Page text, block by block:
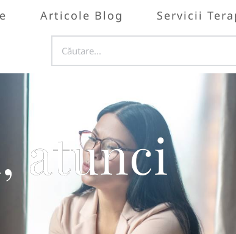
Articole Blog Servicii
atunci